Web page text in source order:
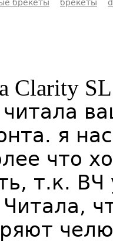
брекеты брекеты
Clarity
я
что
т.к. ВЧ
Читала,